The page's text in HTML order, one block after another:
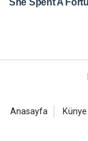
Anasayfa Künye